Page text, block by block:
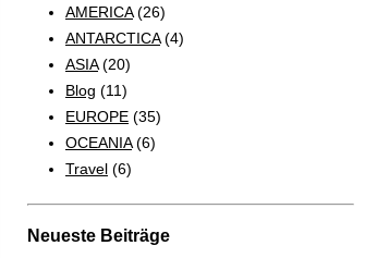
AMERICA(26)
ANTARCTICA(4)
ASIA(20)
Blog (11)
EUROPE (35)
OCEANIA(6)
Travel (6)
Neueste Beiträge